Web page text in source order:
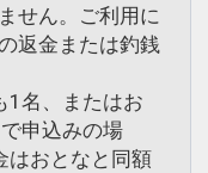
せん。ご利用に
返金または釣銭
1名、またはお
申込みの場
はおとなと同額